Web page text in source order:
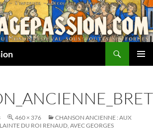
460 × 376
CHANSON ANCIENNE : AUX
DU ROI RENAUD, AVEC GEORGES